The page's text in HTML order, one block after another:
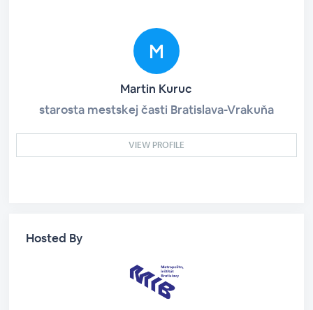
Martin Kuruc
starosta mestskej časti Bratislava-Vrakuňa
VIEW PROFILE
Hosted By